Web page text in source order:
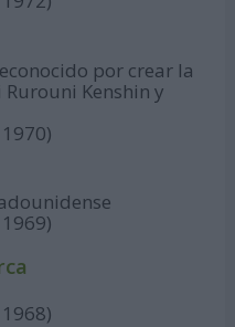
por crear la
Kenshin y